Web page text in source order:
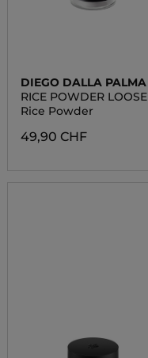
DIEGO DALLA PALMA
RICE POWDER LOOSE
Rice Powder
49,90 CHF